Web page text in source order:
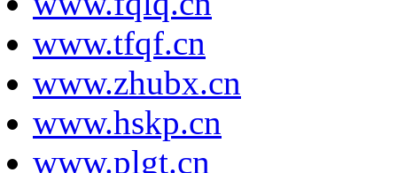
www.tfqf.cn
www.zhubx.cn
www.hskp.cn
www.plgt.cn